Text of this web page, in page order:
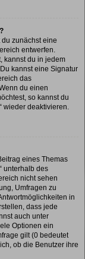
zunächst eine
entwerfen.
kannst du in jedem
kannst eine Signatur
das
du einen
so kannst du
wieder deaktivieren.
eines Themas
unterhalb des
nicht sehen
Umfragen zu
in
dass jede
auch unter
Optionen ein
gilt (0 bedeutet
ob die Benutzer ihre